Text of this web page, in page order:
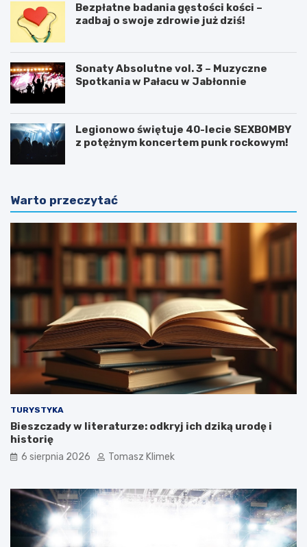
Bezpłatne badania gęstości kości –
zadbaj o swoje zdrowie już dziś!
Sonaty Absolutne vol. 3 – Muzyczne
Spotkania w Pałacu w Jabłonnie
Legionowo świętuje 40-lecie SEXBOMBY
z potężnym koncertem punk rockowym!
Warto przeczytać
TURYSTYKA
Bieszczady w literaturze: odkryj ich dziką urodę i
historię
6 sierpnia 2026 Tomasz Klimek